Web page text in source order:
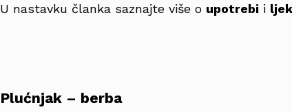
U nastavku članka saznajte više o upotrebi i
Plućnjak – berba